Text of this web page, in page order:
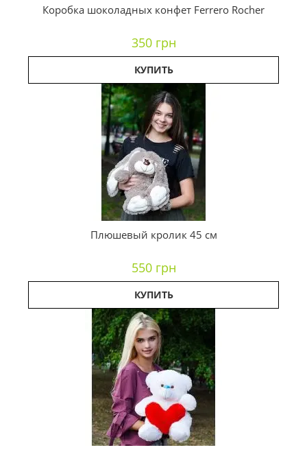
Коробка шоколадных конфет Ferrero Rocher
350 грн
КУПИТЬ
Плюшевый кролик 45 см
550 грн
КУПИТЬ